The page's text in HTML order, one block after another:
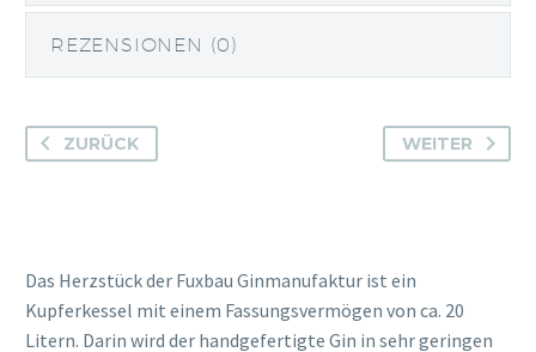
REZENSIONEN (0)
ZURÜCK WEITER
Das Herzstück der Fuxbau Ginmanufaktur ist ein
Kupferkessel mit einem Fassungsvermögen von ca. 20
Litern. Darin wird der handgefertigte Gin in sehr geringen